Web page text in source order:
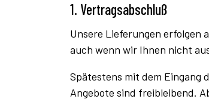
1. Vertragsabschluß
Unsere Lieferungen erfolgen
auch wenn wir Ihnen nicht
Spätestens mit dem Eingang
Angebote sind freibleibend.